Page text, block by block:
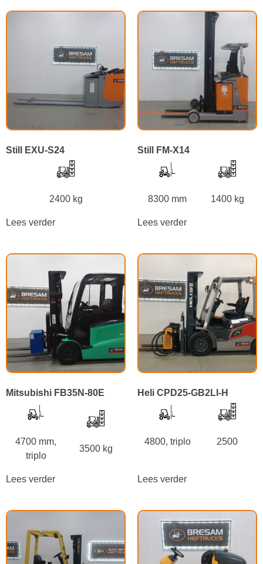
Still EXU-S24
2400 kg
Lees verder
Still FM-X14
8300 mm 1400 kg
Lees verder
Mitsubishi FB35N-80E
4700 mm,
triplo
3500 kg
Lees verder
Heli CPD25-GB2LI-H
4800, triplo 2500
Lees verder